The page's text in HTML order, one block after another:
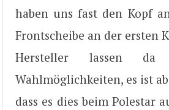
haben uns fast den Kopf
Frontscheibe an der ersten
Hersteller lassen
Wahlmöglichkeiten, es ist
dass es dies beim Polestar